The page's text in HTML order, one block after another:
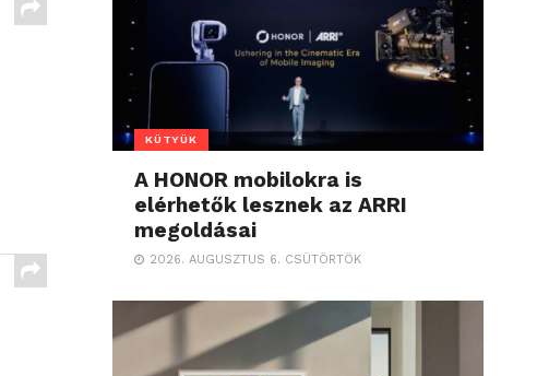
KÜTYÜK
A HONOR mobilokra is
elérhetők lesznek az ARRI
megoldásai
2026. AUGUSZTUS 6. CSÜTÖRTÖK